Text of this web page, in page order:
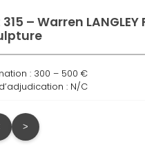
315 – Warren
: 300 – 500 €
: N/C
>